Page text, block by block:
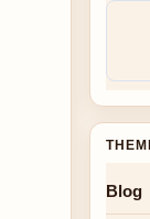
Blog